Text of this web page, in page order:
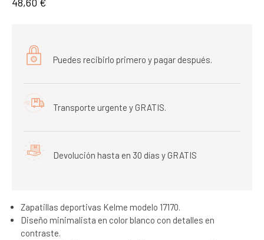
Puedes recibirlo primero y pagar después.
Transporte urgente y GRATIS.
Devolución hasta en 30 días y GRATIS
Zapatillas deportivas Kelme modelo 17170.
Diseño minimalista en color blanco con detalles en
contraste.